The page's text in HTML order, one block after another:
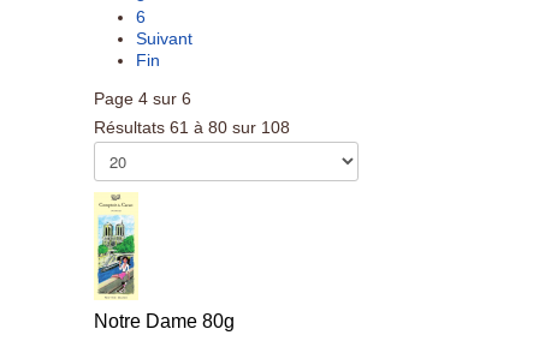
6
Suivant
Fin
Page 4 sur 6
Résultats 61 à 80 sur 108
Notre Dame 80g